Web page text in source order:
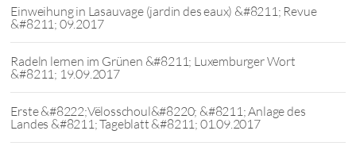
Einweihung in Lasauvage (jardin des eaux) &#8211; Revue
&#8211; 09.2017
Radeln lernen im Grünen &#8211; Luxemburger Wort
&#8211; 19.09.2017
Erste &#8222;Vëlosschoul&#8220; &#8211; Anlage des
Landes &#8211; Tageblatt &#8211; 01.09.2017